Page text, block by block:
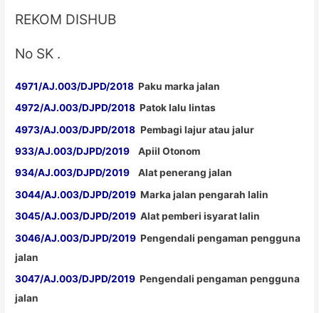
REKOM DISHUB
No SK .
4971/AJ.003/DJPD/2018 Paku marka jalan
4972/AJ.003/DJPD/2018 Patok lalu lintas
4973/AJ.003/DJPD/2018 Pembagi lajur atau jalur
933/AJ.003/DJPD/2019 Apiil Otonom
934/AJ.003/DJPD/2019 Alat penerang jalan
3044/AJ.003/DJPD/2019 Marka jalan pengarah lalin
3045/AJ.003/DJPD/2019 Alat pemberi isyarat lalin
3046/AJ.003/DJPD/2019 Pengendali pengaman pengguna
jalan
3047/AJ.003/DJPD/2019 Pengendali pengaman pengguna
jalan